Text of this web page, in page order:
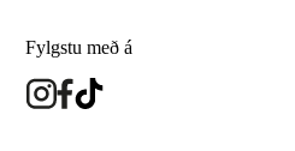
Fylgstu með á